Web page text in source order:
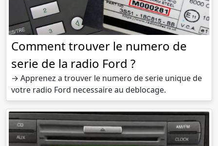
Comment trouver le numero de
serie de la radio Ford ?
→ Apprenez a trouver le numero de serie unique de
votre radio Ford necessaire au deblocage.